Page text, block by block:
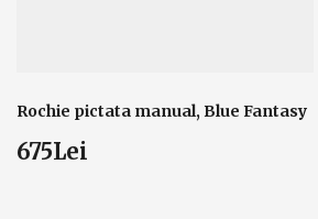
Rochie pictata manual, Blue Fantasy
675Lei